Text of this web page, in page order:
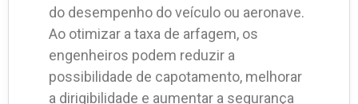
do desempenho do veículo ou aeronave.
Ao otimizar a taxa de arfagem, os
engenheiros podem reduzir a
possibilidade de capotamento, melhorar
a dirigibilidade e aumentar a segurança